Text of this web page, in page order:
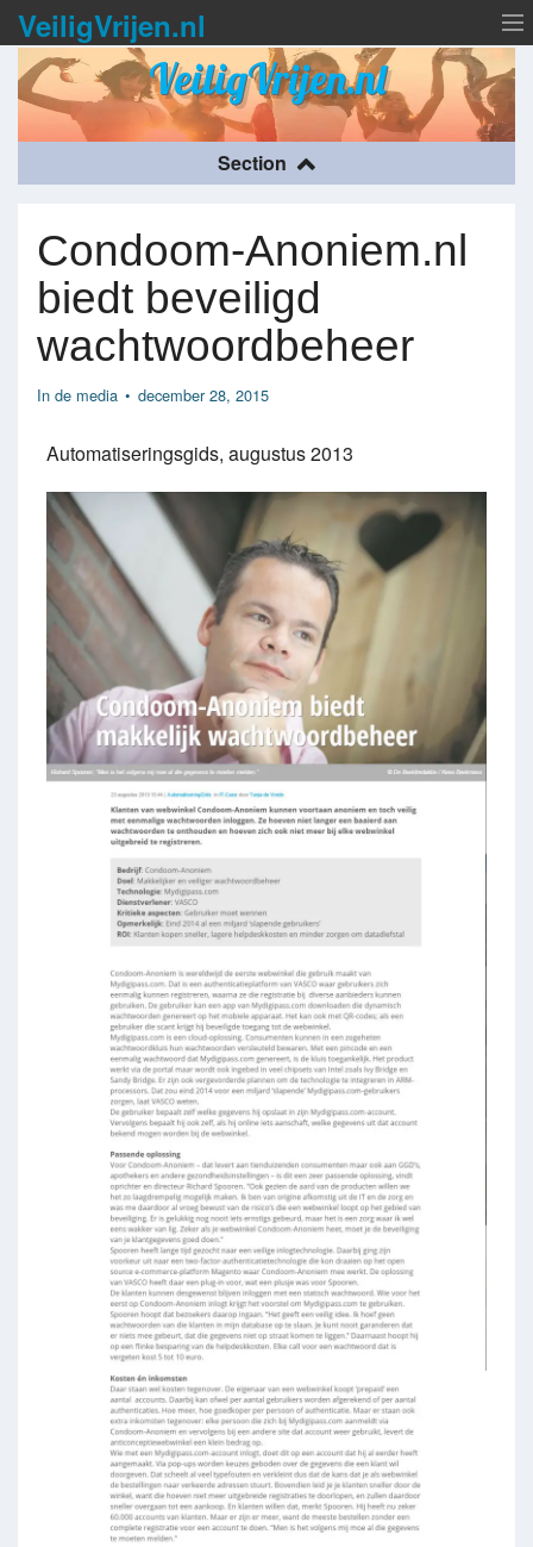
VeiligVrijen.nl
Over VeiligVrijen.nl
VeiligVrijen.nl
Section
SOA
Nieuws
Condoom-Anoniem.nl
biedt beveiligd
wachtwoordbeheer
In de media • december 28, 2015
Automatiseringsgids, augustus 2013